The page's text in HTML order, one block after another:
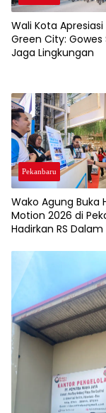
Wali Kota
Green City: Gowes
Jaga Lingkungan
Pekanbaru
Wako Agung Buka
Motion 2026 di
Hadirkan RS
Kesehatan